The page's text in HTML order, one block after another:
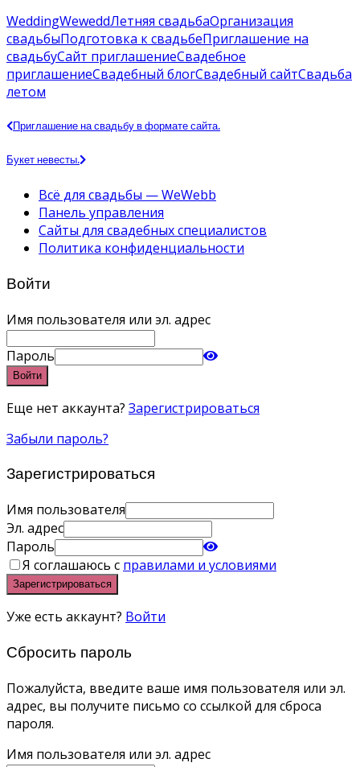
WeddingWeweddЛетняя свадьбаОрганизация
свадьбыПодготовка к свадьбеПриглашение на
свадьбуСайт приглашениеСвадебное
приглашениеСвадебный блогСвадебный сайтСвадьба
летом
Приглашение на свадьбу в формате сайта.
Букет невесты.
Всё для свадьбы — WeWebb
Панель управления
Сайты для свадебных специалистов
Политика конфиденциальности
Войти
Имя пользователя или эл. адрес
Пароль
Войти
Еще нет аккаунта? Зарегистрироваться
Забыли пароль?
Зарегистрироваться
Имя пользователя
Эл. адрес
Пароль
Я соглашаюсь с правилами и условиями
Зарегистрироваться
Уже есть аккаунт? Войти
Сбросить пароль
Пожалуйста, введите ваше имя пользователя или эл.
адрес, вы получите письмо со ссылкой для сброса
пароля.
Имя пользователя или эл. адрес